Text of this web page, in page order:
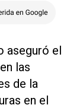
aseguró el
las
de la
en el